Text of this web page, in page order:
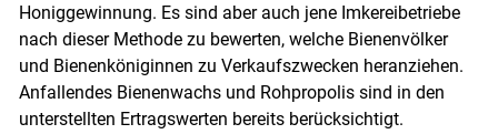
Honiggewinnung. Es sind aber auch jene Imkereibetriebe
nach dieser Methode zu bewerten, welche Bienenvölker
und Bienenköniginnen zu Verkaufszwecken heranziehen.
Anfallendes Bienenwachs und Rohpropolis sind in den
unterstellten Ertragswerten bereits berücksichtigt.